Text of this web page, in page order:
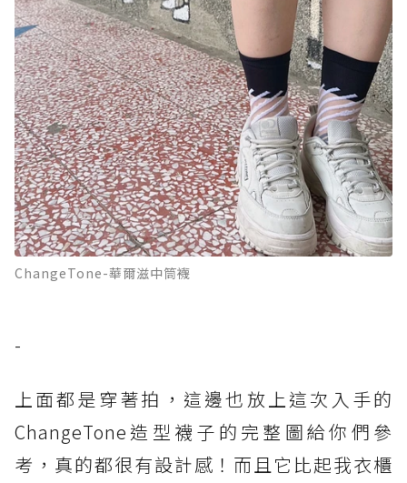
ChangeTone-華爾滋中筒襪
-
上面都是穿著拍，這邊也放上這次入手的
ChangeTone造型襪子的完整圖給你們參
考，真的都很有設計感！而且它比起我衣櫃